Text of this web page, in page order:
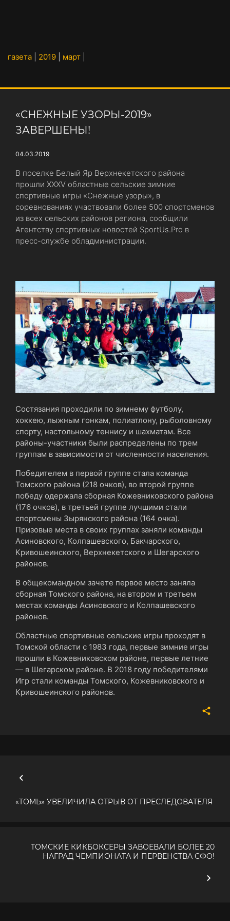
газета 2019 март
«СНЕЖНЫЕ УЗОРЫ-2019»
ЗАВЕРШЕНЫ!
04.03.2019
В поселке Белый Яр Верхнекетского района
прошли XXXV областные сельские зимние
спортивные игры «Снежные узоры», в
соревнованиях участвовали более 500 спортсменов
из всех сельских районов региона, сообщили
Агентству спортивных новостей SportUs.Рro в
пресс-службе обладминистрации.
Состязания проходили по зимнему футболу,
хоккею, лыжным гонкам, полиатлону, рыболовному
спорту, настольному теннису и шахматам. Все
районы-участники были распределены по трем
группам в зависимости от численности населения.
Победителем в первой группе стала команда
Томского района (218 очков), во второй группе
победу одержала сборная Кожевниковского района
(176 очков), в третьей группе лучшими стали
спортсмены Зырянского района (164 очка).
Призовые места в своих группах заняли команды
Асиновского, Колпашевского, Бакчарского,
Кривошеинского, Верхнекетского и Шегарского
районов.
В общекомандном зачете первое место заняла
сборная Томского района, на втором и третьем
местах команды Асиновского и Колпашевского
районов.
Областные спортивные сельские игры проходят в
Томской области с 1983 года, первые зимние игры
прошли в Кожевниковском районе, первые летние
— в Шегарском районе. В 2018 году победителями
Игр стали команды Томского, Кожевниковского и
Кривошеинского районов.
«ТОМЬ» УВЕЛИЧИЛА ОТРЫВ ОТ ПРЕСЛЕДОВАТЕЛЯ
ТОМСКИЕ КИКБОКСЕРЫ ЗАВОЕВАЛИ БОЛЕЕ 20
НАГРАД ЧЕМПИОНАТА И ПЕРВЕНСТВА СФО!